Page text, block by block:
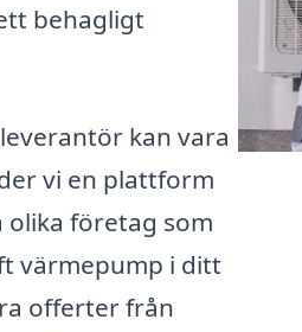
behagligt
kan vara
vi en plattform
företag som
värmepump i ditt
offerter från